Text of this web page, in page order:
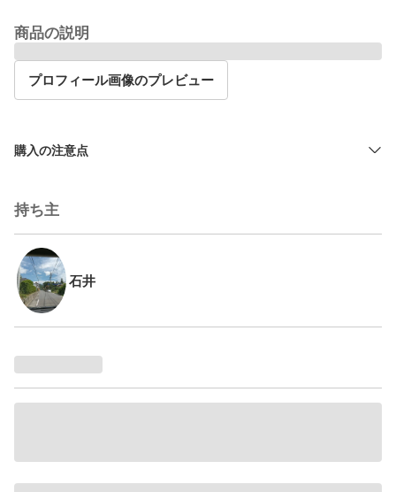
商品の説明
プロフィール画像のプレビュー
購入の注意点
持ち主
石井